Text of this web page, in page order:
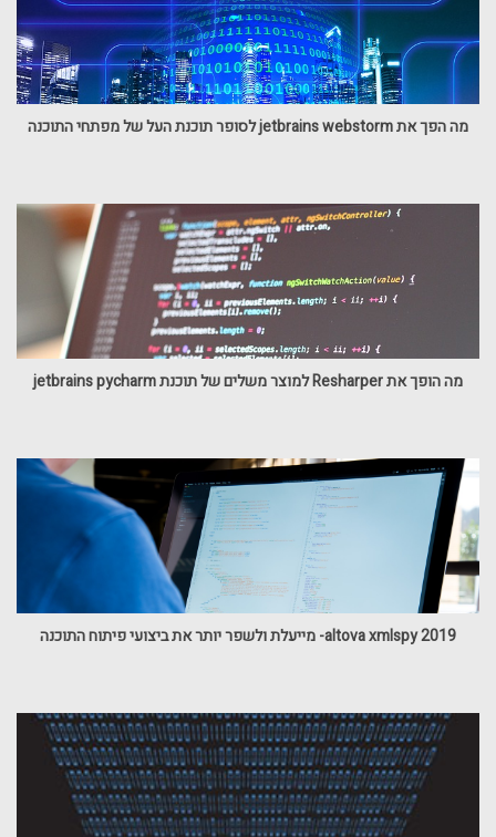
מה הפך את jetbrains webstorm לסופר תוכנת העל של מפתחי התוכנה
מה הופך את Resharper למוצר משלים של תוכנת jetbrains pycharm
altova xmlspy 2019- מייעלת ולשפר יותר את ביצועי פיתוח התוכנה